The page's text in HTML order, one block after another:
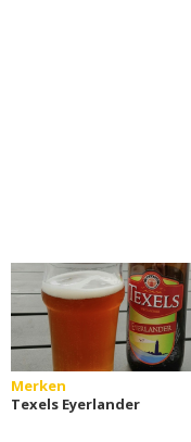
Merken
Texels Eyerlander